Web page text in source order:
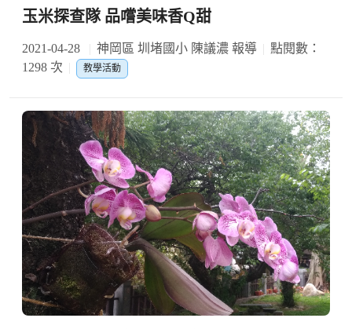
玉米探查隊 品嚐美味香Q甜
2021-04-28 神岡區 圳堵國小 陳議濃 報導
點閱數：
1298 次
教學活動